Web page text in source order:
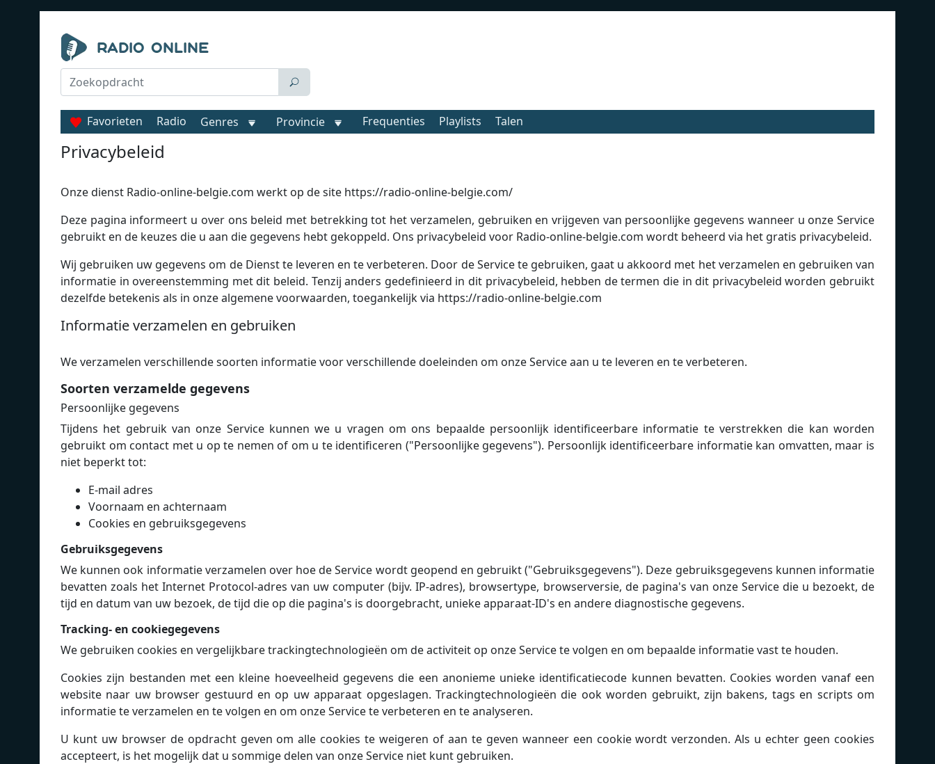
Favorieten Radio Genres Provincie Frequenties Playlists Talen
Privacybeleid
Onze dienst Radio-online-belgie.com werkt op de site https://radio-online-belgie.com/
Deze pagina informeert u over ons beleid met betrekking tot het verzamelen, gebruiken en vrijgeven van persoonlijke gegevens wanneer u onze Service
gebruikt en de keuzes die u aan die gegevens hebt gekoppeld. Ons privacybeleid voor Radio-online-belgie.com wordt beheerd via het gratis privacybeleid.
Wij gebruiken uw gegevens om de Dienst te leveren en te verbeteren. Door de Service te gebruiken, gaat u akkoord met het verzamelen en gebruiken van
informatie in overeenstemming met dit beleid. Tenzij anders gedefinieerd in dit privacybeleid, hebben de termen die in dit privacybeleid worden gebruikt
dezelfde betekenis als in onze algemene voorwaarden, toegankelijk via https://radio-online-belgie.com
Informatie verzamelen en gebruiken
We verzamelen verschillende soorten informatie voor verschillende doeleinden om onze Service aan u te leveren en te verbeteren.
Soorten verzamelde gegevens
Persoonlijke gegevens
Tijdens het gebruik van onze Service kunnen we u vragen om ons bepaalde persoonlijk identificeerbare informatie te verstrekken die kan worden
gebruikt om contact met u op te nemen of om u te identificeren ("Persoonlijke gegevens"). Persoonlijk identificeerbare informatie kan omvatten, maar is
niet beperkt tot:
E-mail adres
Voornaam en achternaam
Cookies en gebruiksgegevens
Gebruiksgegevens
We kunnen ook informatie verzamelen over hoe de Service wordt geopend en gebruikt ("Gebruiksgegevens"). Deze gebruiksgegevens kunnen informatie
bevatten zoals het Internet Protocol-adres van uw computer (bijv. IP-adres), browsertype, browserversie, de pagina's van onze Service die u bezoekt, de
tijd en datum van uw bezoek, de tijd die op die pagina's is doorgebracht, unieke apparaat-ID's en andere diagnostische gegevens.
Tracking- en cookiegegevens
We gebruiken cookies en vergelijkbare trackingtechnologieën om de activiteit op onze Service te volgen en om bepaalde informatie vast te houden.
Cookies zijn bestanden met een kleine hoeveelheid gegevens die een anonieme unieke identificatiecode kunnen bevatten. Cookies worden vanaf een
website naar uw browser gestuurd en op uw apparaat opgeslagen. Trackingtechnologieën die ook worden gebruikt, zijn bakens, tags en scripts om
informatie te verzamelen en te volgen en om onze Service te verbeteren en te analyseren.
U kunt uw browser de opdracht geven om alle cookies te weigeren of aan te geven wanneer een cookie wordt verzonden. Als u echter geen cookies
accepteert, is het mogelijk dat u sommige delen van onze Service niet kunt gebruiken.